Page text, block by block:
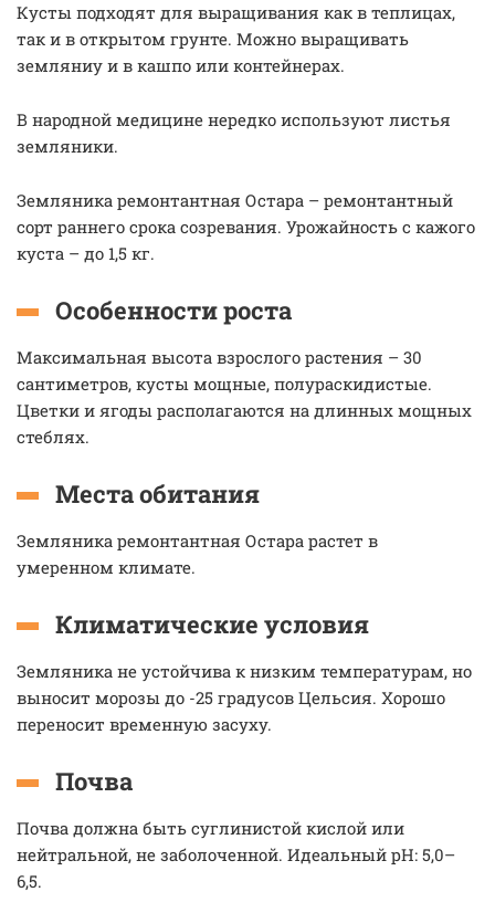
Кусты подходят для выращивания как в теплицах,
так и в открытом грунте. Можно выращивать
земляниу и в кашпо или контейнерах.
В народной медицине нередко используют листья
земляники.
Земляника ремонтантная Остара – ремонтантный
сорт раннего срока созревания. Урожайность с кажого
куста – до 1,5 кг.
Особенности роста
Максимальная высота взрослого растения – 30
сантиметров, кусты мощные, полураскидистые.
Цветки и ягоды располагаются на длинных мощных
стеблях.
Места обитания
Земляника ремонтантная Остара растет в
умеренном климате.
Климатические условия
Земляника не устойчива к низким температурам, но
выносит морозы до -25 градусов Цельсия. Хорошо
переносит временную засуху.
Почва
Почва должна быть суглинистой кислой или
нейтральной, не заболоченной. Идеальный рН: 5,0–
6,5.